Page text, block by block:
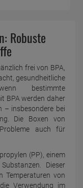
Robuste
frei von BPA,
gesundheitliche
bestimmte
BPA werden daher
– insbesondere bei
Die Boxen von
auch für
(PP), einem
Dieser
Temperaturen von
Verwendung im